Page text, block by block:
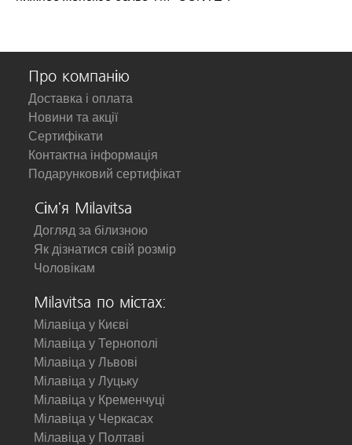
Про компанію
Доставка і оплата
Новини та акції
Сертифікати
Контактна інформація
Подарунковий сертифікат
Сім'я Milavitsa
Догляд за білизною
Як дізнатися свій розмір
Чоловікам
Milavitsa по містах:
Мілавіца у Києві
Мілавіца у Тернополі
Мілавіца у Львові
Мілавіца у Луцьку
Мілавіца у Кременчуці
Мілавіца у Черкасах
Мілавіца у Полтаві